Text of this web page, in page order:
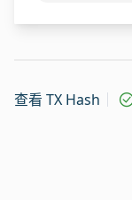
查看 TX Hash